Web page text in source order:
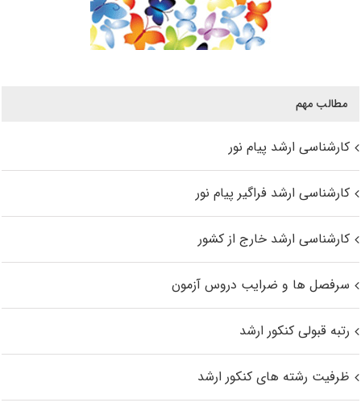
مطالب مهم
کارشناسی ارشد پیام نور
کارشناسی ارشد فراگیر پیام نور
کارشناسی ارشد خارج از کشور
سرفصل ها و ضرایب دروس آزمون
رتبه قبولی کنکور ارشد
ظرفیت رشته های کنکور ارشد